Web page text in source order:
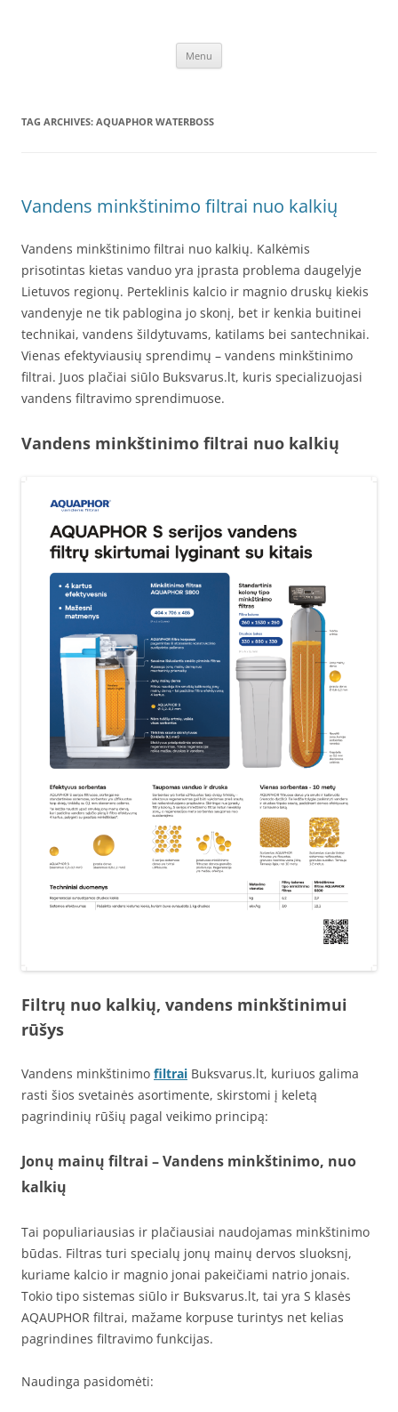
internetinio verslo stiprinimui – Frag.lt
Menu
TAG ARCHIVES: AQUAPHOR WATERBOSS
Vandens minkštinimo filtrai nuo kalkių
Vandens minkštinimo filtrai nuo kalkių. Kalkėmis
prisotintas kietas vanduo yra įprasta problema daugelyje
Lietuvos regionų. Perteklinis kalcio ir magnio druskų kiekis
vandenyje ne tik pablogina jo skonį, bet ir kenkia buitinei
technikai, vandens šildytuvams, katilams bei santechnikai.
Vienas efektyviausių sprendimų – vandens minkštinimo
filtrai. Juos plačiai siūlo Buksvarus.lt, kuris specializuojasi
vandens filtravimo sprendimuose.
Vandens minkštinimo filtrai nuo kalkių
Filtrų nuo kalkių, vandens minkštinimui
rūšys
Vandens minkštinimo filtrai Buksvarus.lt, kuriuos galima
rasti šios svetainės asortimente, skirstomi į keletą
pagrindinių rūšių pagal veikimo principą:
Jonų mainų filtrai – Vandens minkštinimo, nuo
kalkių
Tai populiariausias ir plačiausiai naudojamas minkštinimo
būdas. Filtras turi specialų jonų mainų dervos sluoksnį,
kuriame kalcio ir magnio jonai pakeičiami natrio jonais.
Tokio tipo sistemas siūlo ir Buksvarus.lt, tai yra S klasės
AQAUPHOR filtrai, mažame korpuse turintys net kelias
pagrindines filtravimo funkcijas.
Naudinga pasidomėti: